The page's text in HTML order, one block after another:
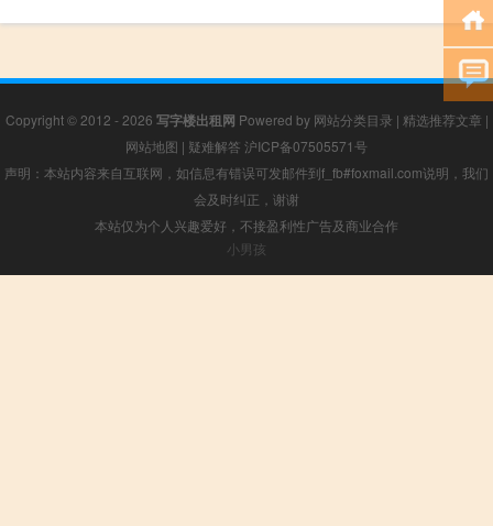
Copyright © 2012 - 2026 写字楼出租网 Powered by 网站分类目录 | 精选推荐文章 |
网站地图 | 疑难解答 沪ICP备07505571号
声明：本站内容来自互联网，如信息有错误可发邮件到f_fb#foxmail.com说明，我们
会及时纠正，谢谢
本站仅为个人兴趣爱好，不接盈利性广告及商业合作
小男孩